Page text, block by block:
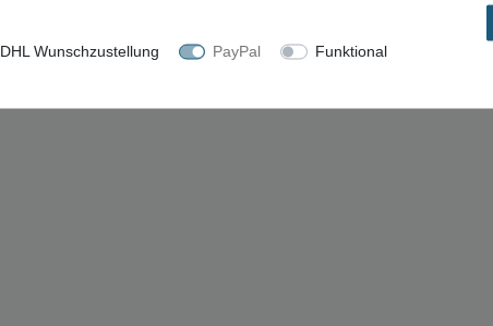
DHL Wunschzustellung PayPal
Funktional